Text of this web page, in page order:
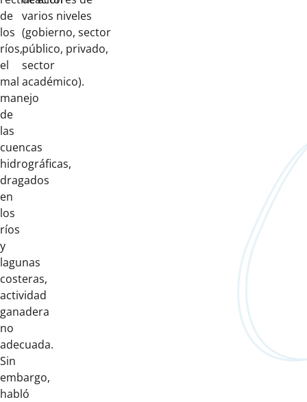
de
los
ríos,
el
mal
manejo
de
las
cuencas
hidrográficas,
dragados
en
los
ríos
y
lagunas
costeras,
actividad
ganadera
no
adecuada.
Sin
embargo,
habló
varios niveles
(gobierno, sector
público, privado,
sector
académico).